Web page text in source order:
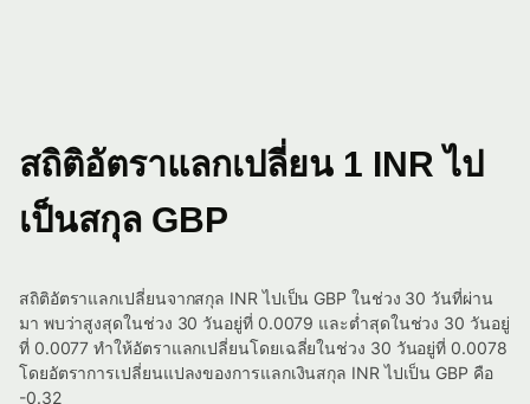
สถิติอัตราแลกเปลี่ยน 1 INR ไป
เป็นสกุล GBP
สถิติอัตราแลกเปลี่ยนจากสกุล INR ไปเป็น GBP ในช่วง 30 วันที่ผ่าน
มา พบว่าสูงสุดในช่วง 30 วันอยู่ที่ 0.0079 และต่ำสุดในช่วง 30 วันอยู่
ที่ 0.0077 ทำให้อัตราแลกเปลี่ยนโดยเฉลี่ยในช่วง 30 วันอยู่ที่ 0.0078
โดยอัตราการเปลี่ยนแปลงของการแลกเงินสกุล INR ไปเป็น GBP คือ
-0.32